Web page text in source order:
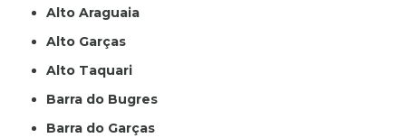
Alto Araguaia
Alto Garças
Alto Taquari
Barra do Bugres
Barra do Garças